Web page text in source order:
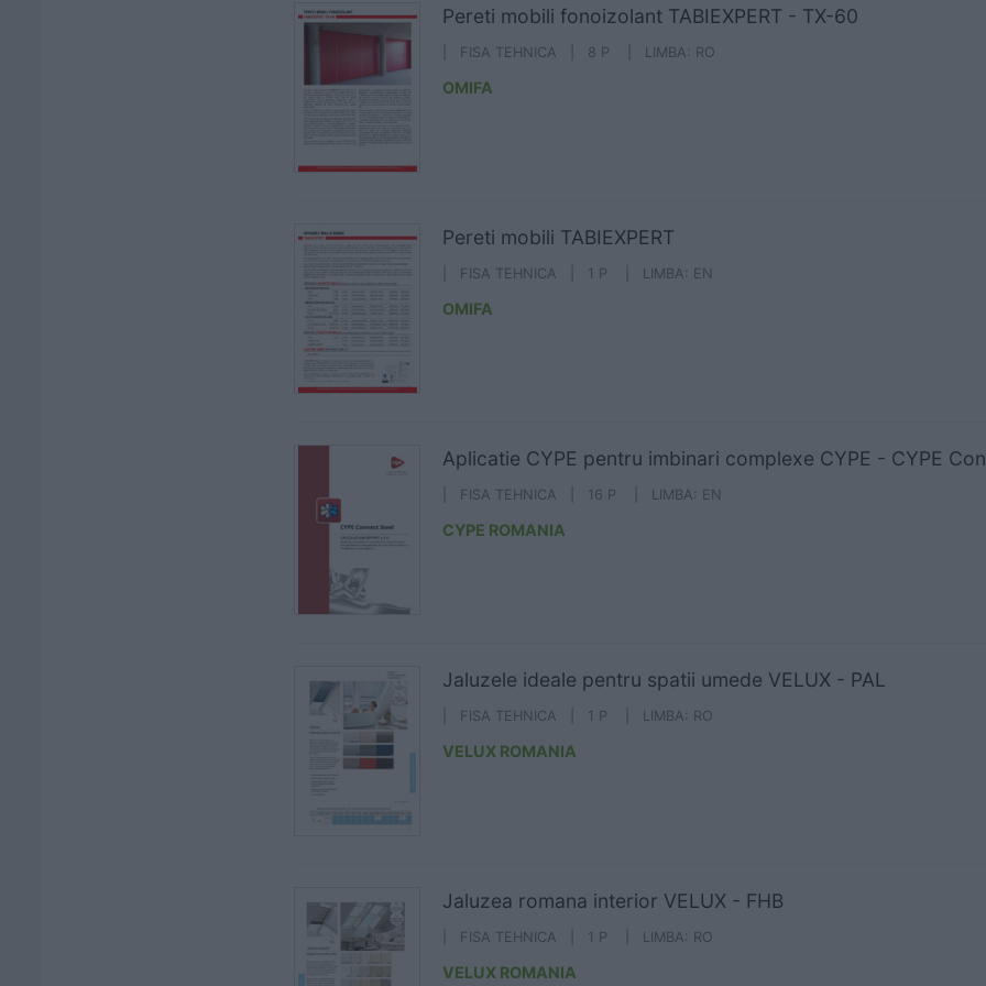
Pereti mobili fonoizolant TABIEXPERT - TX-60
| FISA TEHNICA | 8 P | LIMBA: RO
OMIFA
Pereti mobili TABIEXPERT
| FISA TEHNICA | 1 P | LIMBA: EN
OMIFA
Aplicatie CYPE pentru imbinari complexe CYPE - CYPE
| FISA TEHNICA | 16 P | LIMBA: EN
CYPE ROMANIA
Jaluzele ideale pentru spatii umede VELUX - PAL
| FISA TEHNICA | 1 P | LIMBA: RO
VELUX ROMANIA
Jaluzea romana interior VELUX - FHB
| FISA TEHNICA | 1 P | LIMBA: RO
VELUX ROMANIA